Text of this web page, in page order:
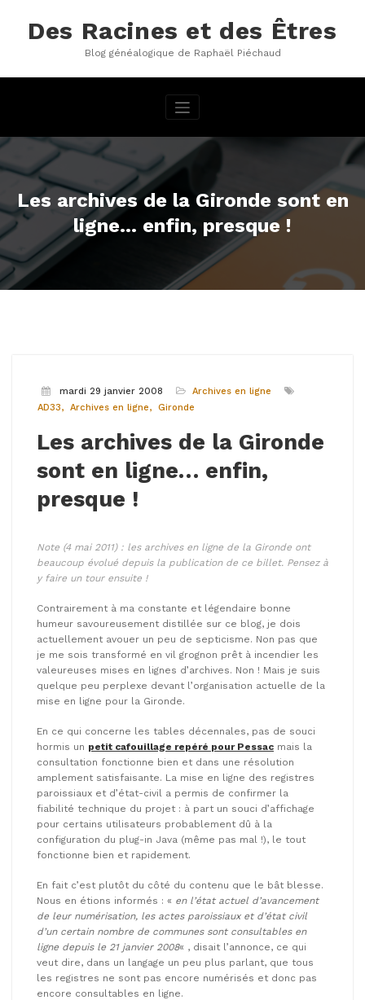
contenuDes Racines et des Êtres
Blog généalogique de Raphaël Piéchaud
Les archives de la Gironde sont en
ligne… enfin, presque !
mardi 29 janvier 2008
Archives en ligne
AD33
Archives en ligne Gironde
Les archives de la Gironde
sont en ligne… enfin,
presque !
Note (4 mai 2011) : les archives en ligne de la Gironde ont
beaucoup évolué depuis la publication de ce billet. Pensez à
y faire un tour ensuite !
Contrairement à ma constante et légendaire bonne
humeur savoureusement distillée sur ce blog, je dois
actuellement avouer un peu de septicisme. Non pas que
je me sois transformé en vil grognon prêt à incendier les
valeureuses mises en lignes d’archives. Non ! Mais je suis
quelque peu perplexe devant l’organisation actuelle de la
mise en ligne pour la Gironde.
En ce qui concerne les tables décennales, pas de souci
hormis un petit cafouillage repéré pour Pessac mais la
consultation fonctionne bien et dans une résolution
amplement satisfaisante. La mise en ligne des registres
paroissiaux et d’état-civil a permis de confirmer la
fiabilité technique du projet : à part un souci d’affichage
pour certains utilisateurs probablement dû à la
configuration du plug-in Java (même pas mal !), le tout
fonctionne bien et rapidement.
En fait c’est plutôt du côté du contenu que le bât blesse.
Nous en étions informés : « en l’état actuel d’avancement
de leur numérisation, les actes paroissiaux et d’état civil
d’un certain nombre de communes sont consultables en
ligne depuis le 21 janvier 2008« , disait l’annonce, ce qui
veut dire, dans un langage un peu plus parlant, que tous
les registres ne sont pas encore numérisés et donc pas
encore consultables en ligne.